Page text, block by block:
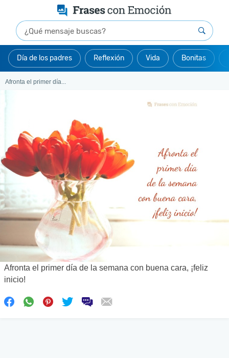
Día de los padres Reflexión Vida Bonitas
Afronta el primer día...
Afronta el primer día de la semana con buena cara, ¡feliz
inicio!